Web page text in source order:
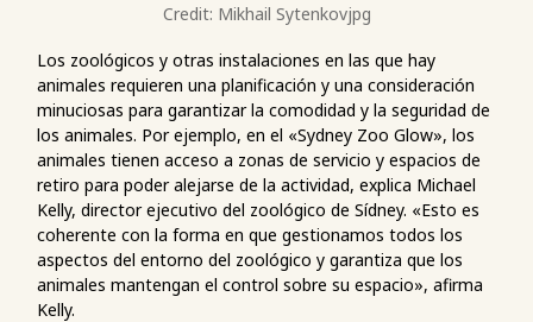
Credit: Mikhail Sytenkovjpg
Los zoológicos y otras instalaciones en las que hay
animales requieren una planificación y una consideración
minuciosas para garantizar la comodidad y la seguridad de
los animales. Por ejemplo, en el «Sydney Zoo Glow», los
animales tienen acceso a zonas de servicio y espacios de
retiro para poder alejarse de la actividad, explica Michael
Kelly, director ejecutivo del zoológico de Sídney. «Esto es
coherente con la forma en que gestionamos todos los
aspectos del entorno del zoológico y garantiza que los
animales mantengan el control sobre su espacio», afirma
Kelly.